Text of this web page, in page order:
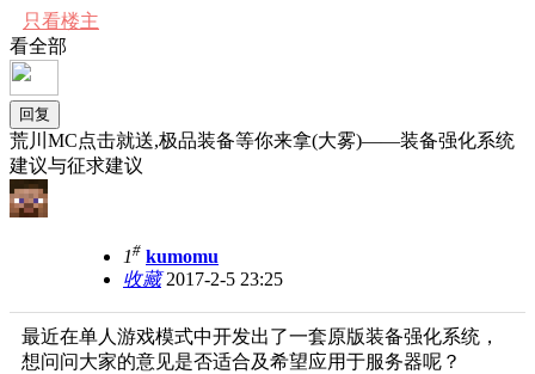
只看楼主
看全部
回复
荒川MC点击就送,极品装备等你来拿(大雾)——装备强化系统
建议与征求建议
1# kumomu
收藏2017-2-5 23:25
最近在单人游戏模式中开发出了一套原版装备强化系统，
想问问大家的意见是否适合及希望应用于服务器呢？